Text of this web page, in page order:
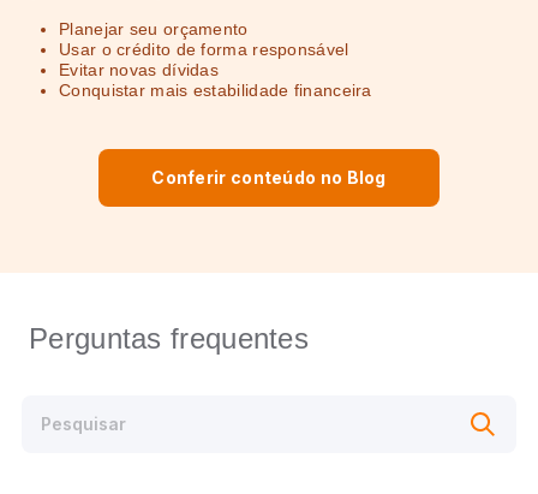
Planejar seu orçamento
Usar o crédito de forma responsável
Evitar novas dívidas
Conquistar mais estabilidade financeira
Conferir conteúdo no Blog
Perguntas frequentes